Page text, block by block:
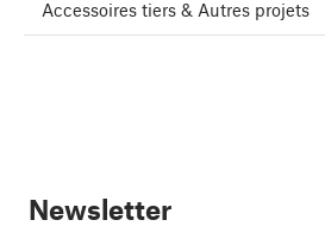
Accessoires tiers & Autres projets
Newsletter